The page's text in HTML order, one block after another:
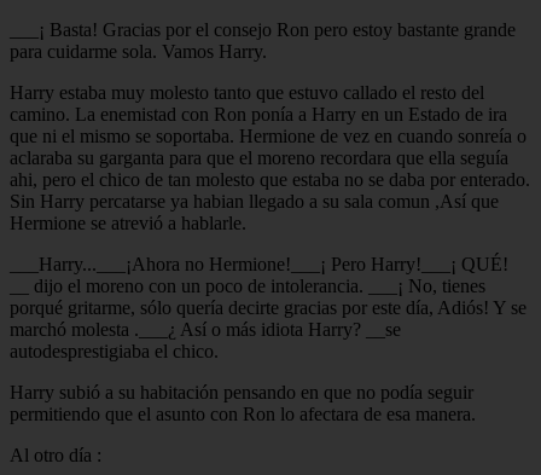
___¡ Basta! Gracias por el consejo Ron pero estoy bastante grande
para cuidarme sola. Vamos Harry.
Harry estaba muy molesto tanto que estuvo callado el resto del
camino. La enemistad con Ron ponía a Harry en un Estado de ira
que ni el mismo se soportaba. Hermione de vez en cuando sonreía o
aclaraba su garganta para que el moreno recordara que ella seguía
ahi, pero el chico de tan molesto que estaba no se daba por enterado.
Sin Harry percatarse ya habian llegado a su sala comun ,Así que
Hermione se atrevió a hablarle.
___Harry...___¡Ahora no Hermione!___¡ Pero Harry!___¡ QUÉ!
__ dijo el moreno con un poco de intolerancia. ___¡ No, tienes
porqué gritarme, sólo quería decirte gracias por este día, Adiós! Y se
marchó molesta .___¿ Así o más idiota Harry? __se
autodesprestigiaba el chico.
Harry subió a su habitación pensando en que no podía seguir
permitiendo que el asunto con Ron lo afectara de esa manera.
Al otro día :